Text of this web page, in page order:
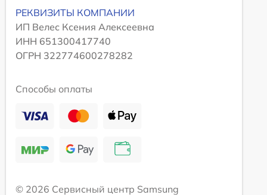
РЕКВИЗИТЫ КОМПАНИИ
ИП Велес Ксения Алексеевна
ИНН 651300417740
ОГРН 322774600278282
Способы оплаты
© 2026 Сервисный центр Samsung